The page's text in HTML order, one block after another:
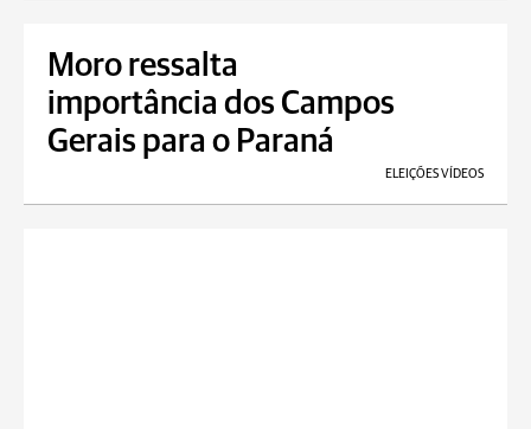
Moro ressalta
importância dos Campos
Gerais para o Paraná
ELEIÇÕES VÍDEOS